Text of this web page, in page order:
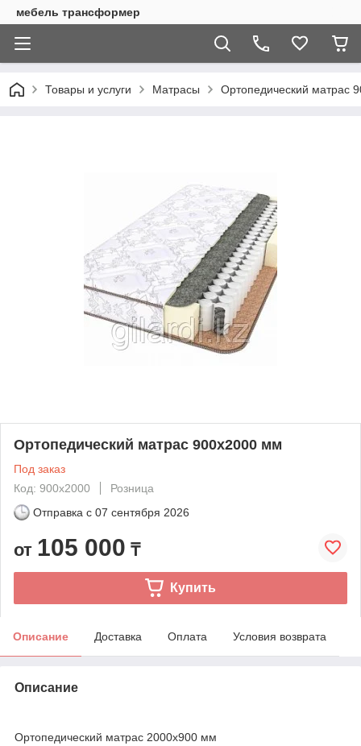
мебель трансформер
Товары и услуги Матрасы Ортопедический матрас
Ортопедический матрас 900х2000 мм
Под заказ
Код: 900х2000
Розница
Отправка с 07 сентября 2026
от 105 000 ₸
Купить
Описание Доставка Оплата Условия возврата
Описание
Ортопедический матрас 2000х900 мм